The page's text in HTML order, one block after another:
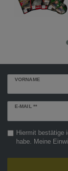
VORNAME
E-MAIL **
Newsletter
Hiermit bestätige
habe. Meine